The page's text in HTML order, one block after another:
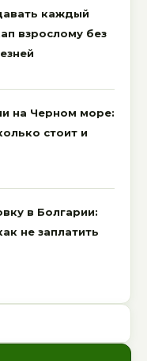
каждый
взрослому без
на Черном море:
стоит и
в Болгарии:
не заплатить